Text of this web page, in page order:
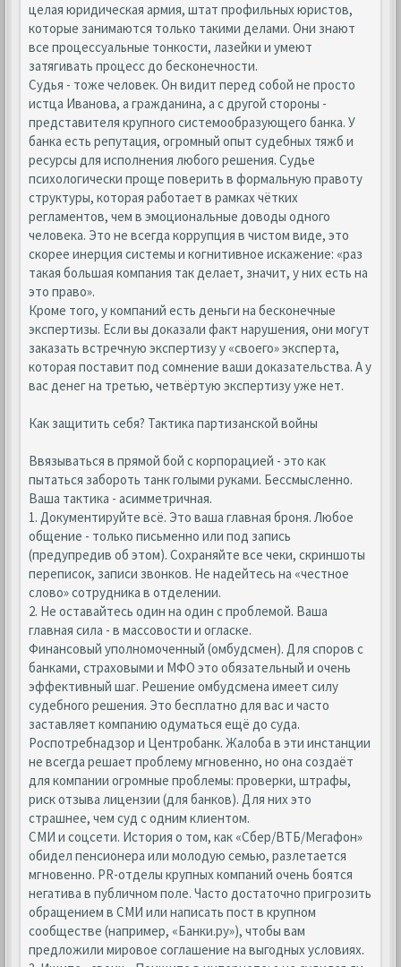
целая юридическая армия, штат профильных юристов,
которые занимаются только такими делами. Они знают
все процессуальные тонкости, лазейки и умеют
затягивать процесс до бесконечности.
Судья - тоже человек. Он видит перед собой не просто
истца Иванова, а гражданина, а с другой стороны -
представителя крупного системообразующего банка. У
банка есть репутация, огромный опыт судебных тяжб и
ресурсы для исполнения любого решения. Судье
психологически проще поверить в формальную правоту
структуры, которая работает в рамках чётких
регламентов, чем в эмоциональные доводы одного
человека. Это не всегда коррупция в чистом виде, это
скорее инерция системы и когнитивное искажение: «раз
такая большая компания так делает, значит, у них есть на
это право».
Кроме того, у компаний есть деньги на бесконечные
экспертизы. Если вы доказали факт нарушения, они могут
заказать встречную экспертизу у «своего» эксперта,
которая поставит под сомнение ваши доказательства. А у
вас денег на третью, четвёртую экспертизу уже нет.
Как защитить себя? Тактика партизанской войны
Ввязываться в прямой бой с корпорацией - это как
пытаться забороть танк голыми руками. Бессмысленно.
Ваша тактика - асимметричная.
1. Документируйте всё. Это ваша главная броня. Любое
общение - только письменно или под запись
(предупредив об этом). Сохраняйте все чеки, скриншоты
переписок, записи звонков. Не надейтесь на «честное
слово» сотрудника в отделении.
2. Не оставайтесь один на один с проблемой. Ваша
главная сила - в массовости и огласке.
Финансовый уполномоченный (омбудсмен). Для споров с
банками, страховыми и МФО это обязательный и очень
эффективный шаг. Решение омбудсмена имеет силу
судебного решения. Это бесплатно для вас и часто
заставляет компанию одуматься ещё до суда.
Роспотребнадзор и Центробанк. Жалоба в эти инстанции
не всегда решает проблему мгновенно, но она создаёт
для компании огромные проблемы: проверки, штрафы,
риск отзыва лицензии (для банков). Для них это
страшнее, чем суд с одним клиентом.
СМИ и соцсети. История о том, как «Сбер/ВТБ/Мегафон»
обидел пенсионера или молодую семью, разлетается
мгновенно. PR-отделы крупных компаний очень боятся
негатива в публичном поле. Часто достаточно пригрозить
обращением в СМИ или написать пост в крупном
сообществе (например, «Банки.ру»), чтобы вам
предложили мировое соглашение на выгодных условиях.